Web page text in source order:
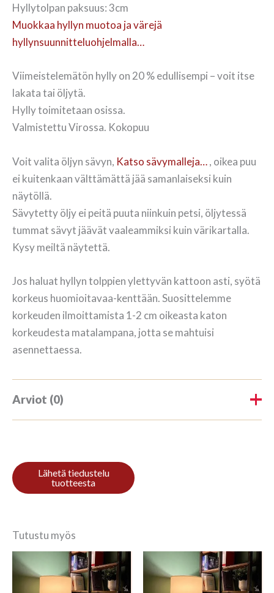
Hyllytolpan paksuus: 3cm
Muokkaa hyllyn muotoa ja värejä
hyllynsuunnitteluohjelmalla…
Viimeistelemätön hylly on 20 % edullisempi – voit itse
lakata tai öljytä.
Hylly toimitetaan osissa.
Valmistettu Virossa. Kokopuu
Voit valita öljyn sävyn, Katso sävymalleja…, oikea puu
ei kuitenkaan välttämättä jää samanlaiseksi kuin
näytöllä.
Sävytetty öljy ei peitä puuta niinkuin petsi, öljytessä
tummat sävyt jäävät vaaleammiksi kuin värikartalla.
Kysy meiltä näytettä.
Jos haluat hyllyn tolppien ylettyvän kattoon asti, syötä
korkeus huomioitavaa-kenttään. Suosittelemme
korkeuden ilmoittamista 1-2 cm oikeasta katon
korkeudesta matalampana, jotta se mahtuisi
asennettaessa.
Arviot (0)
Kirjoita ensimmäinen arvio
Sinun on
kirjoittaa arvioinnin.
Tutustu myös